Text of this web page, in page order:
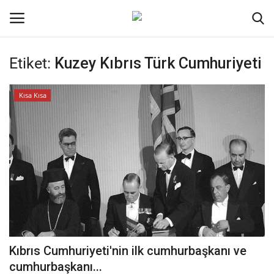
Oturum aç Kayıt ol
Ana Sayfa
Kodlama
Kripto Para
İletişim
Genel
Galeri
Etiket: Kuzey Kıbrıs Türk Cumhuriyeti
Kısa Kısa
Kıbrıs Cumhuriyeti'nin ilk cumhurbaşkanı ve
cumhurbaşkanı...